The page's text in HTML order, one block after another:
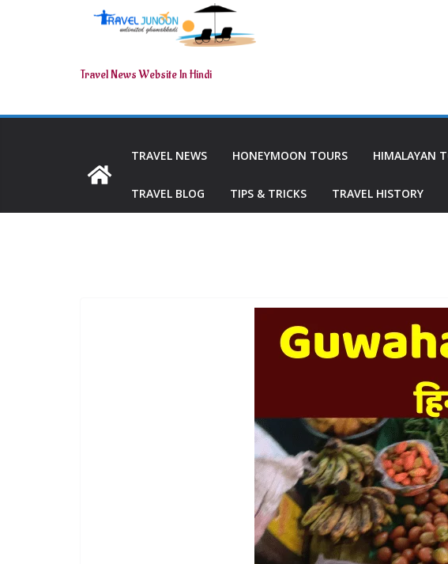
Travel News Website In Hindi
TRAVEL NEWS HONEYMOON TOURS HIMALAYAN
TRAVEL BLOG TIPS & TRICKS TRAVEL HISTORY